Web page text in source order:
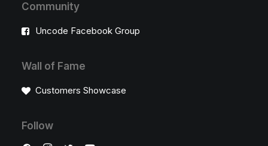
Community
Uncode Facebook Group
Wall of Fame
Customers Showcase
Follow